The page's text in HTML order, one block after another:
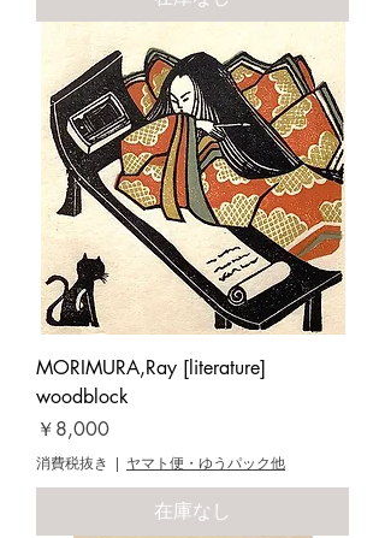
MORIMURA,Ray [literature]
woodblock
価格
￥8,000
消費税抜き | ヤマト便・ゆうパック他
在庫なし